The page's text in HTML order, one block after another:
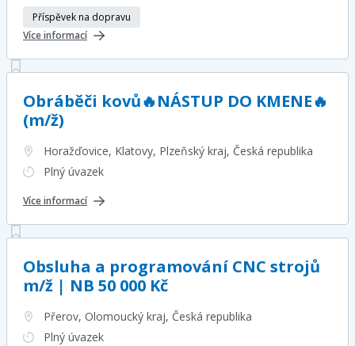
Příspěvek na dopravu
Více informací
Obráběči kovů🔥NÁSTUP DO KMENE🔥
(m/ž)
Horažďovice, Klatovy, Plzeňský kraj, Česká republika
Plný úvazek
Více informací
Obsluha a programování CNC strojů
m/ž | NB 50 000 Kč
Přerov, Olomoucký kraj, Česká republika
Plný úvazek